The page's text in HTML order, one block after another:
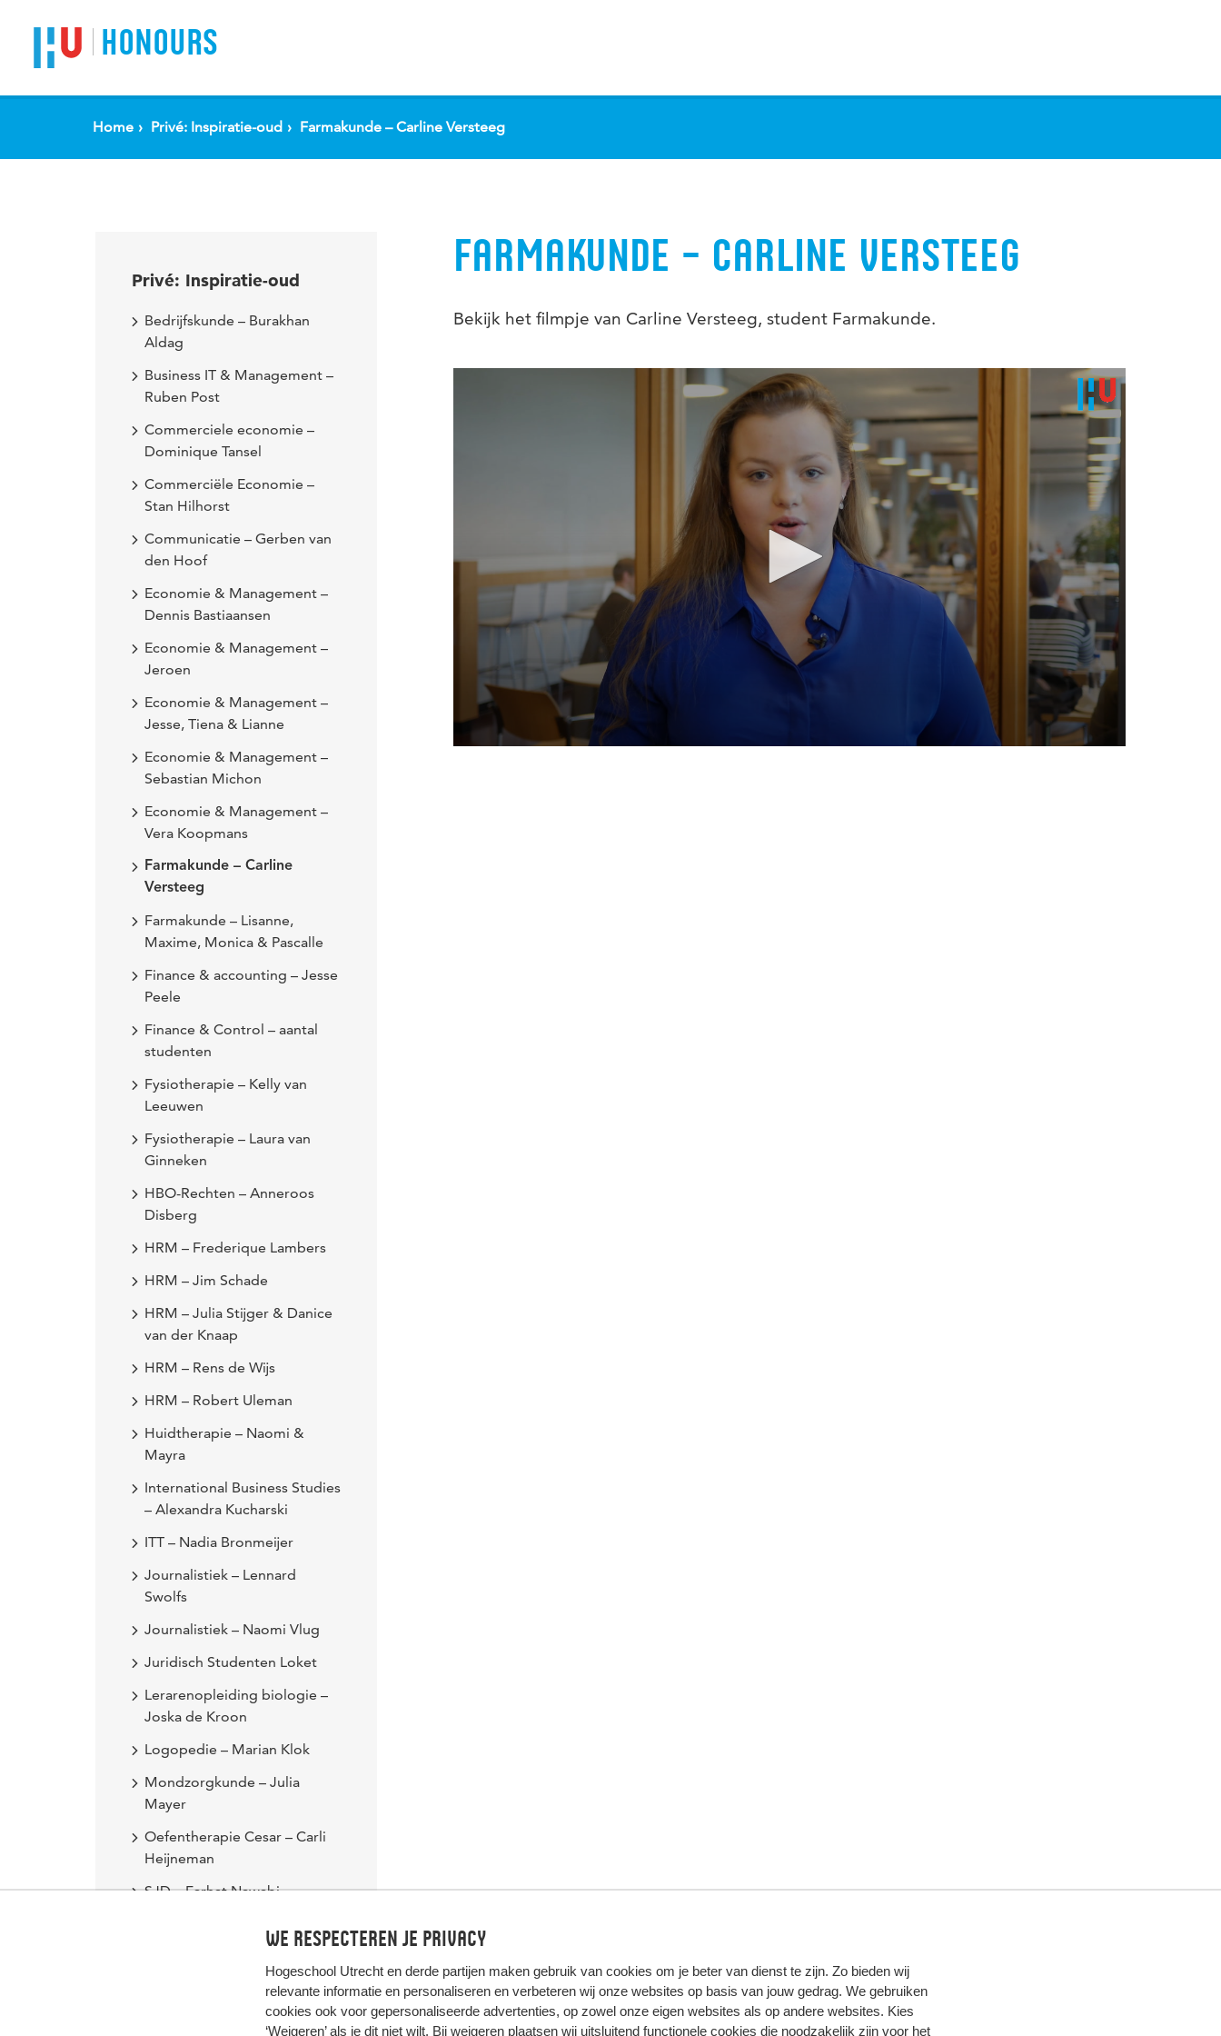
We respecteren je privacy
Hogeschool Utrecht en derde partijen maken gebruik van cookies om je beter van dienst te zijn. Zo bieden wij
relevante informatie en personaliseren en verbeteren wij onze websites op basis van jouw gedrag. We gebruiken
cookies ook voor gepersonaliseerde advertenties, op zowel onze eigen websites als op andere websites. Kies
‘Weigeren’ als je dit niet wilt. Bij weigeren plaatsen wij uitsluitend functionele cookies die noodzakelijk zijn voor het
HONOURS
Home Privé: Inspiratie-oud Farmakunde – Carline Versteeg
Privé: Inspiratie-oud
Bedrijfskunde – Burakhan
Aldag
Business IT & Management –
Ruben Post
Commerciele economie –
Dominique Tansel
Commerciële Economie –
Stan Hilhorst
Communicatie – Gerben van
den Hoof
Economie & Management –
Dennis Bastiaansen
Economie & Management –
Jeroen
Economie & Management –
Jesse, Tiena & Lianne
Economie & Management –
Sebastian Michon
Economie & Management –
Vera Koopmans
Farmakunde – Carline
Versteeg
Farmakunde – Lisanne,
Maxime, Monica & Pascalle
Finance & accounting – Jesse
Peele
Finance & Control – aantal
studenten
Fysiotherapie – Kelly van
Leeuwen
Fysiotherapie – Laura van
Ginneken
HBO-Rechten – Anneroos
Disberg
HRM – Frederique Lambers
HRM – Jim Schade
HRM – Julia Stijger & Danice
van der Knaap
HRM – Rens de Wijs
HRM – Robert Uleman
Huidtherapie – Naomi &
Mayra
International Business Studies
– Alexandra Kucharski
ITT – Nadia Bronmeijer
Journalistiek – Lennard
Swolfs
Journalistiek – Naomi Vlug
Juridisch Studenten Loket
Lerarenopleiding biologie –
Joska de Kroon
Logopedie – Marian Klok
Mondzorgkunde – Julia
Mayer
Oefentherapie Cesar – Carli
Heijneman
SJD – Farhat Nawabi
Social Work – Roy leunen
Toegang tot recht (inspiratie)
FARMAKUNDE – CARLINE VERSTEEG
Bekijk het filmpje van Carline Versteeg, student Farmakunde.